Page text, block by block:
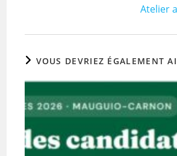
Atelier
VOUS DEVRIEZ ÉGALEMENT